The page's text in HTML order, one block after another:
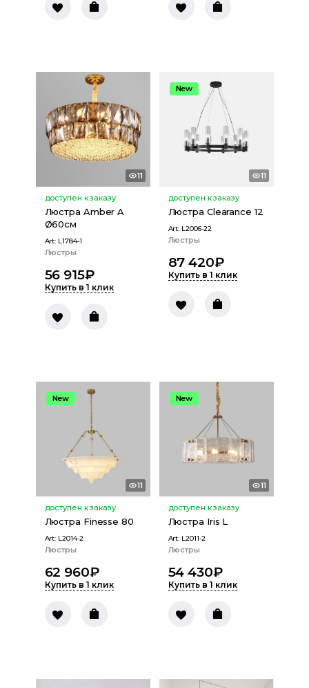
11
доступен к заказу
Люстра Amber A
Ø60см
Art: L1784-1
Люстры
56 915₽
Купить в 1 клик
New
11
доступен к заказу
Люстра Clearance 12
Art: L2006-22
Люстры
87 420₽
Купить в 1 клик
New
11
доступен к заказу
Люстра Finesse 80
Art: L2014-2
Люстры
62 960₽
Купить в 1 клик
New
11
доступен к заказу
Люстра Iris L
Art: L2011-2
Люстры
54 430₽
Купить в 1 клик